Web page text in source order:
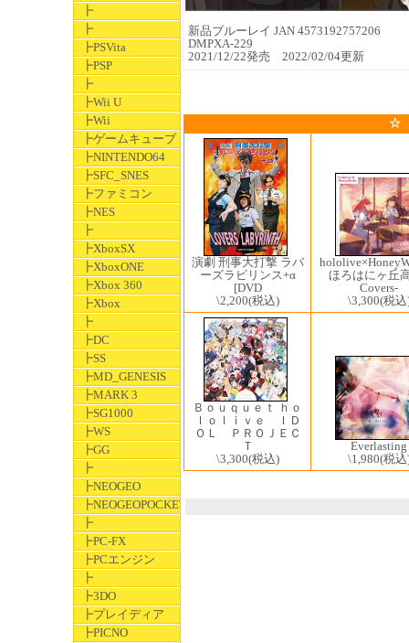
┣
┣
┣PSVita
┣PSP
┣
┣Wii U
┣Wii
┣ゲームキューブ
┣NINTENDO64
┣SFC_SNES
┣ファミコン
┣NES
┣
┣XboxSX
┣XboxONE
┣Xbox 360
┣Xbox
┣
┣DC
┣SS
┣MD_GENESIS
┣MARK 3
┣SG1000
┣WS
┣GG
┣
┣NEOGEO
┣NEOGEOPOCKET
┣
┣PC-FX
┣PCエンジン
┣
┣3DO
┣プレイディア
┣PICNO
新品ブルーレイ JAN 4573192757206
DMPXA-229
2021/12/22発売 2022/02/04更新
☆
演劇 刑事大打撃 ラバ
ーズラビリンス+α
[DVD
\2,200(税込)
ほろはにヶ丘
Covers-
\3,300(税込
Ｂｏｕｑｕｅｔ ｈｏ
ｌｏｌｉｖｅ ＩＤ
ＯＬ ＰＲＯＪＥＣ
Ｔ
\3,300(税込)
Everlasting
\1,980(税込